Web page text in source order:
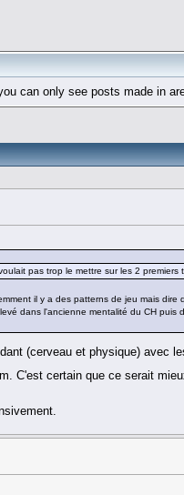
can only see posts made in
pas trop le mettre sur les 2
il y a des patterns de jeu mais
dans l'ancienne mentalité du CH
(cerveau et physique) avec
C'est certain que ce serait